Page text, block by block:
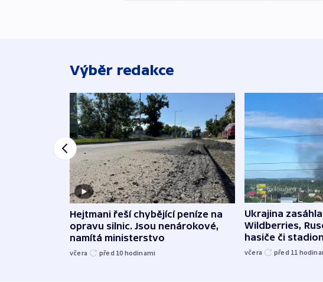
Výběr redakce
Hejtmani řeší chybějící peníze na
opravu silnic. Jsou nenárokové,
namítá ministerstvo
včera před 10 hodinami
Ukrajina
Wildberries,
hasiče či stadion
včera před 11